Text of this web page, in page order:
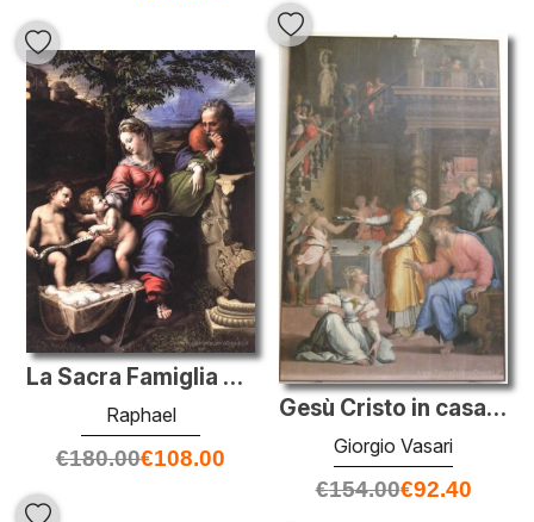
Gesù Cristo in casa di Marta e Maria
Giorgio Vasari
€154.00€92.40
La Sacra Famiglia della Quercia
Raphael
€180.00€108.00